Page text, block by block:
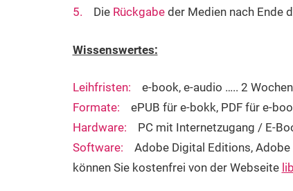
5.
Die Rückgabeder Medien nach Ende
Wissenswertes:
Leihfristen: e-book, e-audio ….. 2
Formate: ePUB für e-bokk, PDF für e-
Hardware: PC mit Internetzugang / E-
Software: Adobe Digital Editions, Adobe
können Sie kostenfrei von der Webseite